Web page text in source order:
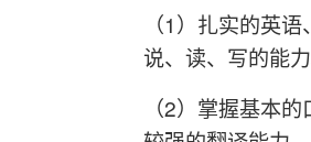
（1）扎实的英
说、读、写的能
（2）掌握基本